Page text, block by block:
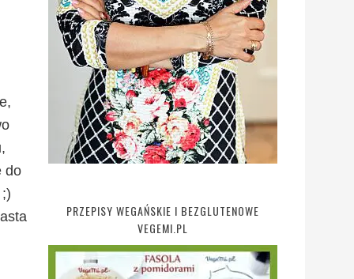
do
PRZEPISY WEGAŃSKIE I BEZGLUTENOWE
VEGEMI.PL